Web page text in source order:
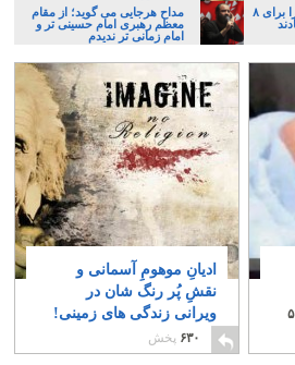
کشیش ایرانی آمریکایی را برای ۸
مداح هرجایی می گوید؛ از مقام
معظم رهبری امام حسینی تر و
امام زمانی تر ندیدم
۵
ادیانِ موهومِ آسمانی و
نقشِ پُر رنگ شان در
ویرانی زندگی های زمینی!
۴
۶۳۰ پخش